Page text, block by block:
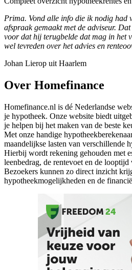
Prima. Vond alle info die ik nodig had
afspraak gemaakt met de adviseur.
voor dat hij terugbelde dat mag in het
wel tevreden over het advies en
Johan Lierop uit Haarlem
Over Homefinance
Homefinance.nl is dé Nederlandse
je hypotheek. Onze website biedt
je helpen bij het maken van de beste
Met onze handige
maandelijkse lasten van verschillende
Hierbij wordt rekening gehouden met
leenbedrag, de rentevoet en de looptijd
Bezoekers kunnen zo direct inzicht
hypotheekmogelijkheden en de